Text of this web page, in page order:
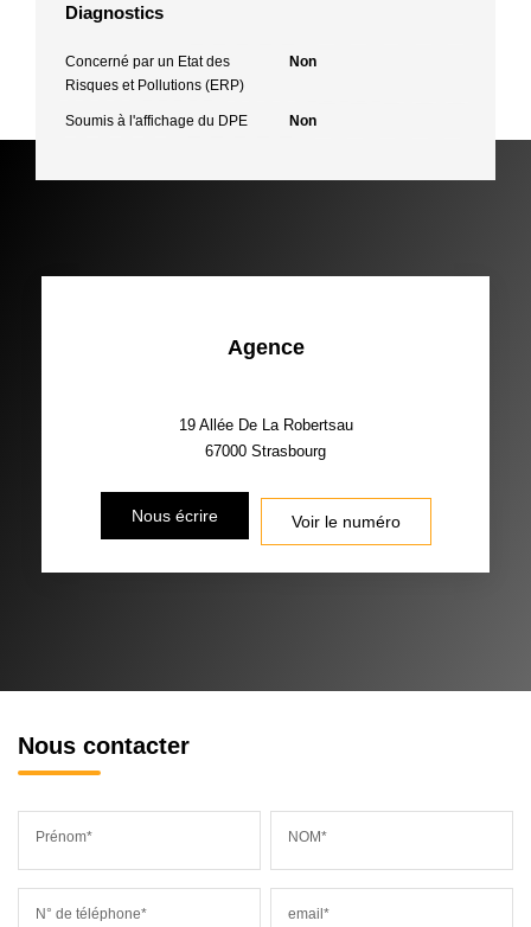
Diagnostics
Concerné par un Etat des
Risques et Pollutions (ERP)
Non
Soumis à l'affichage du DPE Non
Agence
19 Allée De La Robertsau
67000 Strasbourg
Nous écrire Voir le numéro
Nous contacter
Prénom* NOM*
N° de téléphone* email*